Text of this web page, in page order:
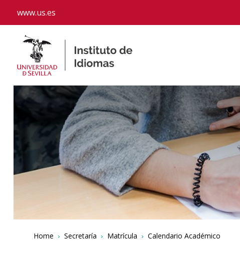
www.us.es
Breadcrumbs
You
Home Secretaría Matrícula Calendario Académico